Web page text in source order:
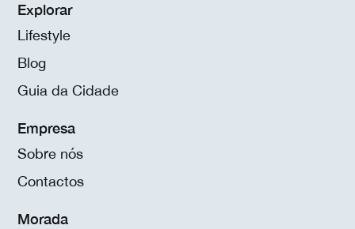
Explorar
Lifestyle
Blog
Guia da Cidade
Empresa
Sobre nós
Contactos
Morada